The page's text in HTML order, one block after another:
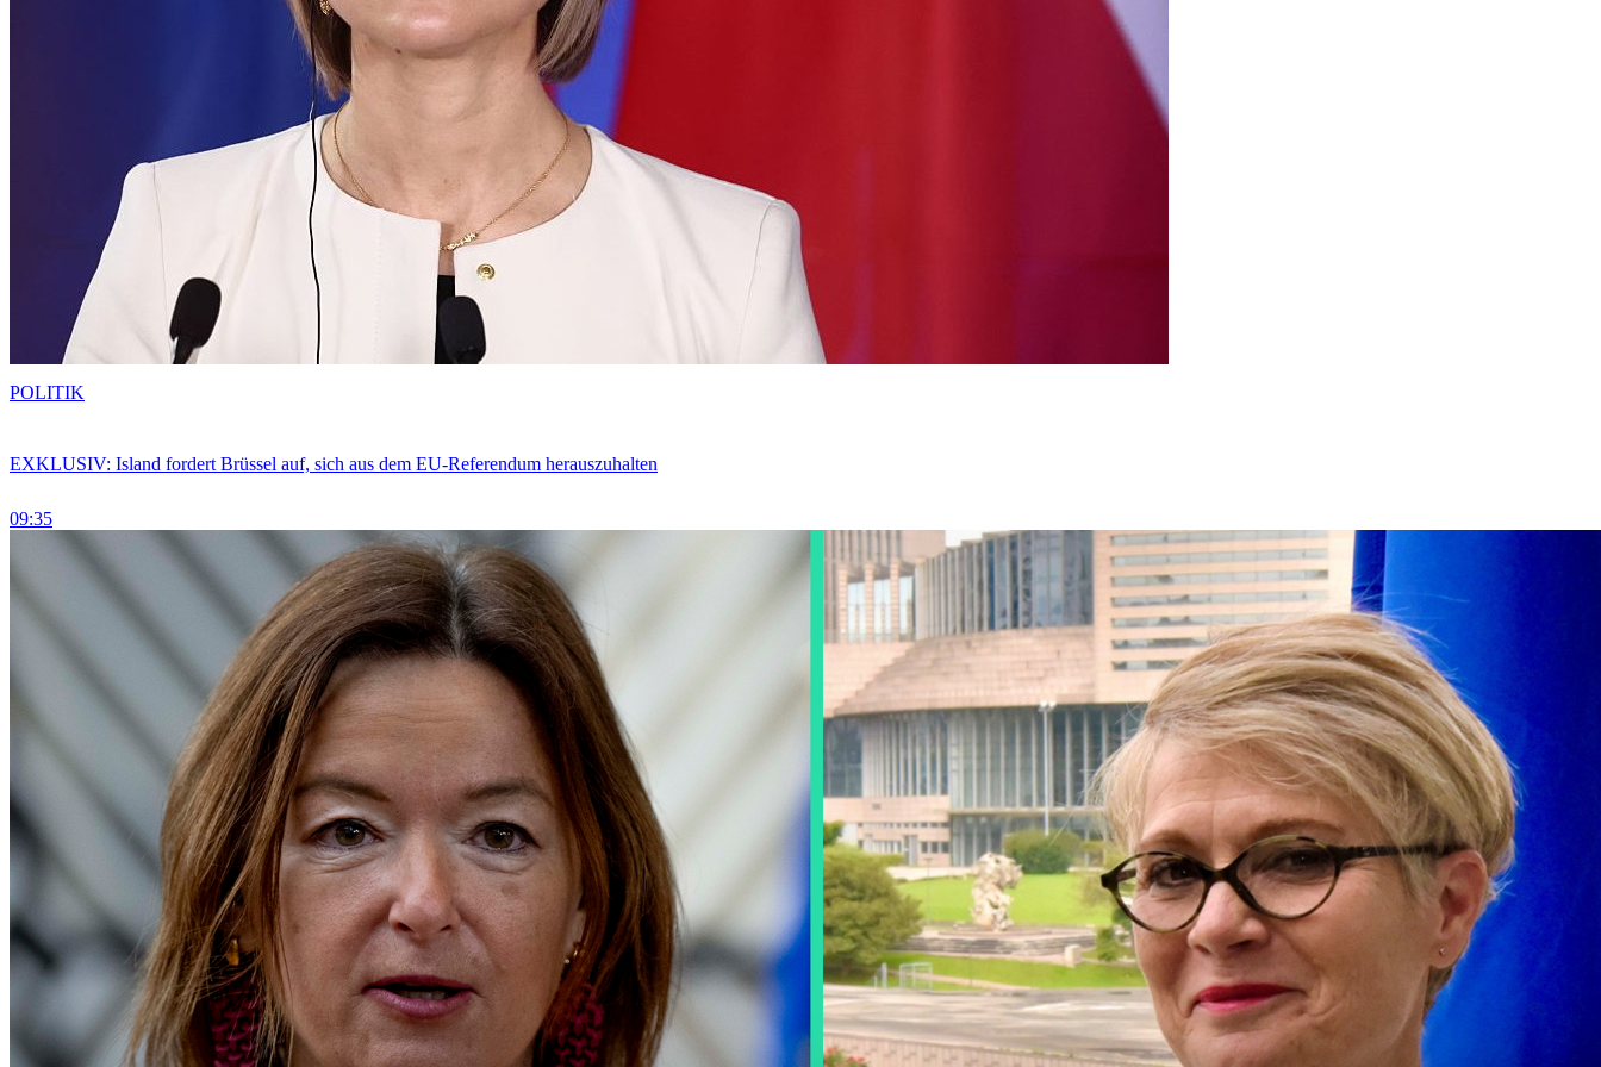
EXKLUSIV: Island fordert Brüssel auf, sich aus dem EU-Referendum herauszuhalten
09:35
POLITIK